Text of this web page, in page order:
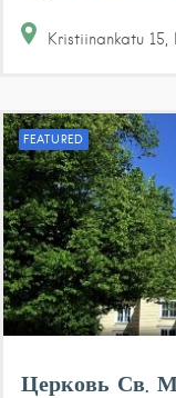
Kristiinankatu 15
FEATURED
Церковь Св.